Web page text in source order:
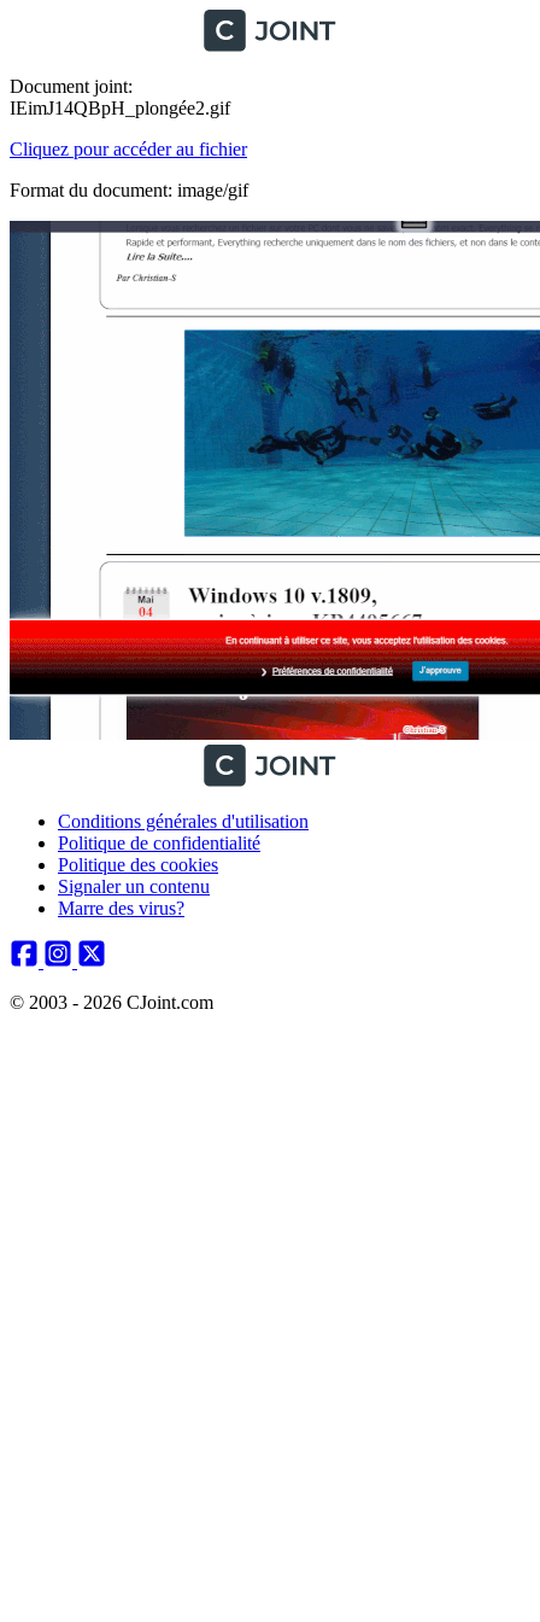
Document joint:
IEimJ14QBpH_plongée2.gif
Cliquez pour accéder au fichier
Format du document: image/gif
Conditions générales d'utilisation
Politique de confidentialité
Politique des cookies
Signaler un contenu
Marre des virus?
© 2003 - 2026 CJoint.com